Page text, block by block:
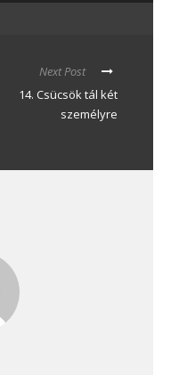
Next Post
14. Csücsök tál két
személyre